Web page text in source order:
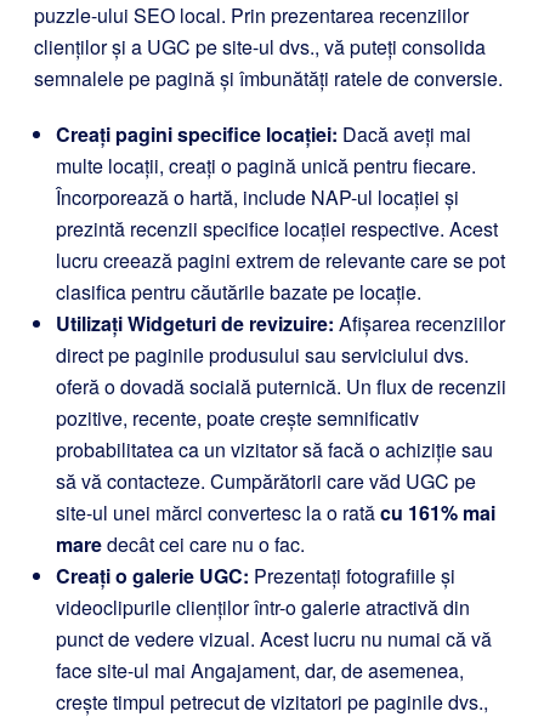
puzzle-ului SEO local. Prin prezentarea recenziilor
clienților și a UGC pe site-ul dvs., vă puteți consolida
semnalele pe pagină și îmbunătăți ratele de conversie.
Creați pagini specifice locației: Dacă aveți mai
multe locații, creați o pagină unică pentru fiecare.
Încorporează o hartă, include NAP-ul locației și
prezintă recenzii specifice locației respective. Acest
lucru creează pagini extrem de relevante care se pot
clasifica pentru căutările bazate pe locație.
Utilizați Widgeturi de revizuire: Afișarea recenziilor
direct pe paginile produsului sau serviciului dvs.
oferă o dovadă socială puternică. Un flux de recenzii
pozitive, recente, poate crește semnificativ
probabilitatea ca un vizitator să facă o achiziție sau
să vă contacteze. Cumpărătorii care văd UGC pe
site-ul unei mărci convertesc la o ratăcu 161% mai
maredecât cei care nu o fac.
Creați o galerie UGC: Prezentați fotografiile și
videoclipurile clienților într-o galerie atractivă din
punct de vedere vizual. Acest lucru nu numai că vă
face site-ul mai Angajament, dar, de asemenea,
crește timpul petrecut de vizitatori pe paginile dvs.,